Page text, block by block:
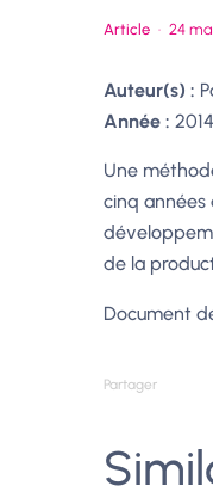
Article · 24
Auteur(s) :
Année : 2014
Une
cinq années
de la
Document
Partager